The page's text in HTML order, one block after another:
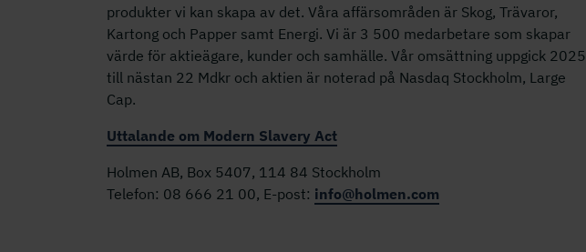
produkter vi kan skapa av det. Våra affärsområden är Skog, Trävaror,
Kartong och Papper samt Energi. Vi är 3 500 medarbetare som skapar
värde för aktieägare, kunder och samhälle. Vår omsättning uppgick 2025
till nästan 22 Mdkr och aktien är noterad på Nasdaq Stockholm, Large
Cap.
Uttalande om Modern Slavery Act
Holmen AB, Box 5407, 114 84 Stockholm
Telefon: 08 666 21 00, E-post: info@holmen.com